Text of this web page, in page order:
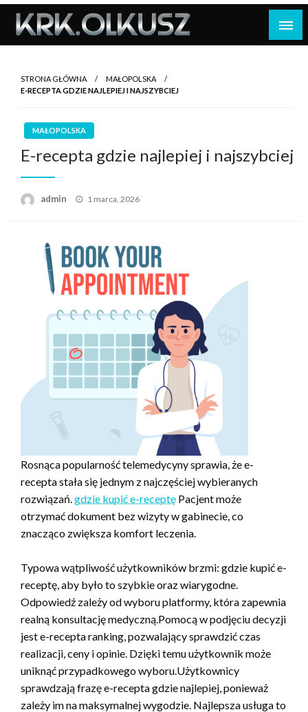
Skip
content
STRONA GŁÓWNA
MAŁOPOLSKA
E-RECEPTA GDZIE NAJLEPIEJ I NAJSZYBCIEJ
MAŁOPOLSKA
E-recepta gdzie najlepiej i najszybciej
admin
Opublikowane
1 marca, 2026
Rosnąca popularność telemedycyny sprawia, że e-
recepta stała się jednym z najczęściej wybieranych
rozwiązań. gdzie kupić e-receptę Pacjent może
otrzymać dokument bez wizyty w gabinecie, co
znacząco zwiększa komfort leczenia.
Typowa wątpliwość użytkowników brzmi: gdzie kupić e-
receptę, aby było to szybkie oraz wiarygodne.
Odpowiedź zależy od wyboru platformy, która zapewnia
realną konsultację medyczną.Pomocą w podjęciu decyzji
jest e-recepta ranking, pozwalający sprawdzić czas
realizacji, ceny i opinie. Dzięki temu użytkownik może
uniknąć przypadkowego wyboru.Użytkownicy
sprawdzają frazę e-recepta gdzie najlepiej, ponieważ
zależy im na maksymalnej wygodzie. Najlepsza usługa to